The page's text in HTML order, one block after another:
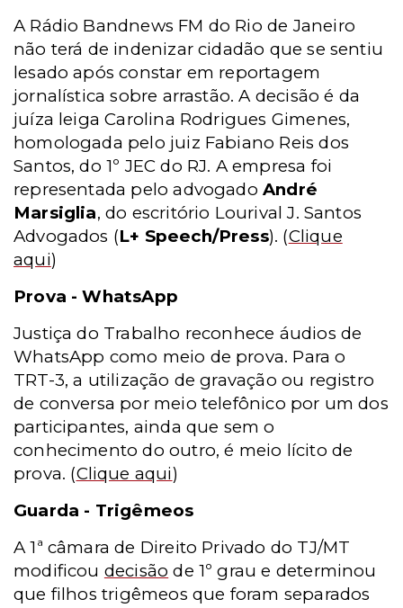
A Rádio Bandnews FM do Rio de Janeiro
não terá de indenizar cidadão que se sentiu
lesado após constar em reportagem
jornalística sobre arrastão. A decisão é da
juíza leiga Carolina Rodrigues Gimenes,
homologada pelo juiz Fabiano Reis dos
Santos, do 1º JEC do RJ. A empresa foi
representada pelo advogadoAndré
Marsiglia, do escritório Lourival J. Santos
Advogados (L+ Speech/Press). (Clique
aqui)
Prova - WhatsApp
Justiça do Trabalho reconhece áudios de
WhatsApp como meio de prova. Para o
TRT-3, a utilização de gravação ou registro
de conversa por meio telefônico por um dos
participantes, ainda que sem o
conhecimento do outro, é meio lícito de
prova. (Clique aqui)
Guarda - Trigêmeos
A 1ª câmara de Direito Privado do TJ/MT
modificou decisão de 1º grau e determinou
que filhos trigêmeos que foram separados